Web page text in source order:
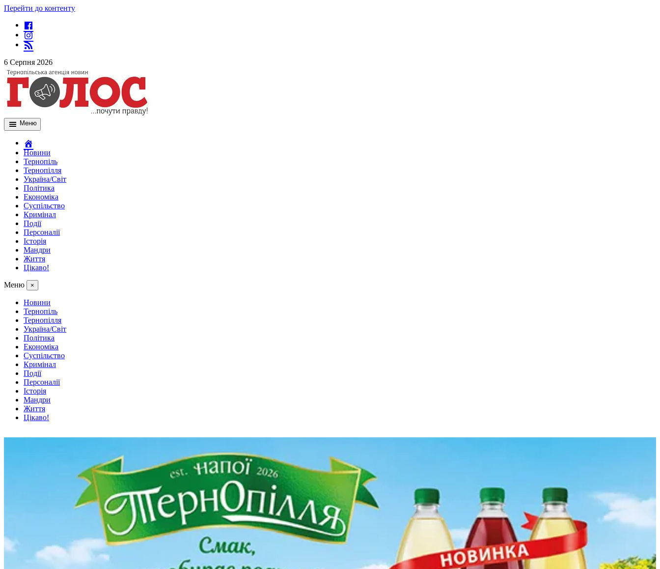
Перейти до контенту
6 Серпня 2026
Меню
Новини
Тернопіль
Тернопілля
Україна/Світ
Політика
Економіка
Суспільство
Кримінал
Події
Персоналії
Історія
Мандри
Життя
Цікаво!
Меню ×
Новини
Тернопіль
Тернопілля
Україна/Світ
Політика
Економіка
Суспільство
Кримінал
Події
Персоналії
Історія
Мандри
Життя
Цікаво!